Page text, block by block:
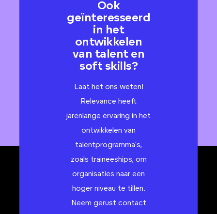
Ook
geïnteresseerd
in het
ontwikkelen
van talent en
soft skills?
Laat het ons weten!
Relevance heeft
jarenlange ervaring in het
ontwikkelen van
talentprogramma's,
zoals traineeships, om
organisaties naar een
hoger niveau te tillen.
Neem gerust contact